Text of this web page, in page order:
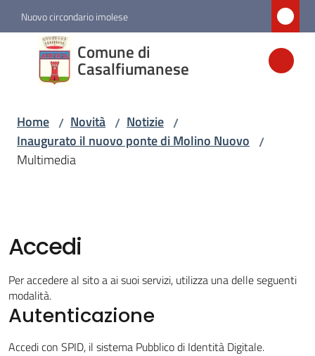
Vai al contenuto
Vai alla navigazione
Vai al footer
Nuovo circondario imolese
Comune di
Casalfiumanese
Comune di
Casalfiumanese
Amministrazione
Casalfiumanese
Home / Novità / Notizie /
Inaugurato il nuovo ponte di Molino Nuovo /
Multimedia
Accedi
Per accedere al sito a ai suoi servizi, utilizza una delle seguenti
modalità.
Autenticazione
Accedi con SPID, il sistema Pubblico di Identità Digitale.